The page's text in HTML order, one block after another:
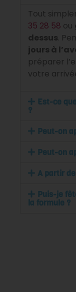
Tout
35 28 58 ou
dessus.
jours à
préparer
votre
Est-ce
?
Peut-on
Peut-on
A partir
Puis-je
la formule ?